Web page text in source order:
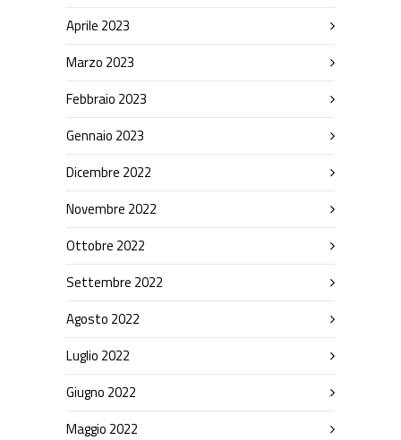
Aprile 2023
Marzo 2023
Febbraio 2023
Gennaio 2023
Dicembre 2022
Novembre 2022
Ottobre 2022
Settembre 2022
Agosto 2022
Luglio 2022
Giugno 2022
Maggio 2022